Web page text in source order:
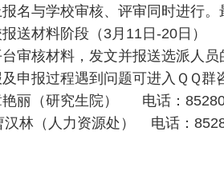
名与学校审核、评审同时进行
报送材料阶段（3月 11 日-20 日）
审核材料，发文并报送选派人员
申报过程遇到问题可进入ＱＱ群
艳丽（研究生院） 电话：
汉林（人力资源处） 电话：